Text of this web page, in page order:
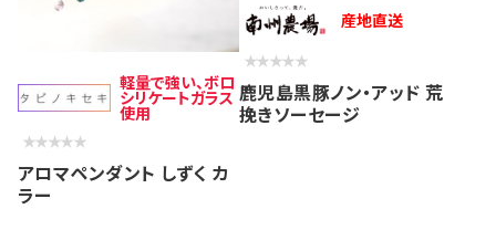
軽量で強い、ボロ
シリケートガラス
使用
アロマペンダント しずく カ
ラー
産地直送
鹿児島黒豚ノン・アッド 荒
挽きソーセージ